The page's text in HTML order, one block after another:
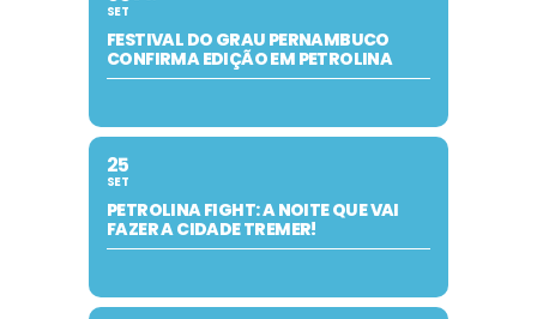
SET
FESTIVAL DO GRAU PERNAMBUCO
CONFIRMA EDIÇÃO EM PETROLINA
25
SET
PETROLINA FIGHT: A NOITE QUE VAI
FAZER A CIDADE TREMER!